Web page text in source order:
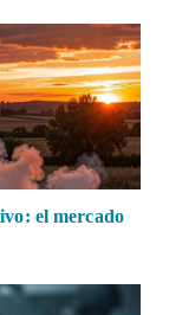
el mercado